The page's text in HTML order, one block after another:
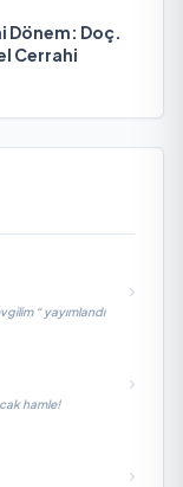
Dönem: Doç.
Cerrahi
“ yayımlandı
hamle!